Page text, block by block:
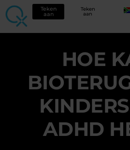
Teken
aan
Teken
aan
HOE
ADHD